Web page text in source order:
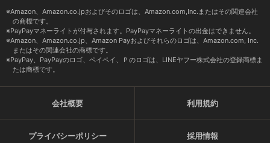
Amazon、Amazon.co.jpおよびそのロゴは、Amazon.com,Inc.またはその関連会社
の商標です。
PayPayマネーライトが付与されます。PayPayマネーライトの出金はできません。
Amazon、Amazon.co.jp、Amazon Payおよびそれらのロゴは、Amazon.com, Inc.
またはその関連会社の商標です。
PayPay、PayPayのロゴ、ペイペイ、Ｐのロゴは、LINEヤフー株式会社の登録商標ま
たは商標です。
会社概要 利用規約
プライバシーポリシー 採用情報